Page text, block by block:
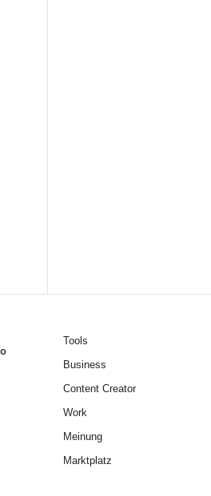
Tools
Business
Content Creator
Work
Meinung
Marktplatz